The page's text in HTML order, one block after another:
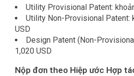
Utility Provisional Patent:
Utility Non-Provisional Patent:
USD
Design Patent (Non-
1,020 USD
Nộp đơn theo Hiệp ước Hợp